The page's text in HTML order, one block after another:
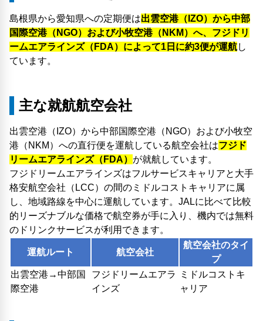
島根県から愛知県への定期便は出雲空港（IZO）から中部
国際空港（NGO）および小牧空港（NKM）へ、フジドリ
ームエアラインズ（FDA）によって1日に約3便が運航し
ています。
主な就航航空会社
出雲空港（IZO）から中部国際空港（NGO）および小牧空
港（NKM）への直行便を運航している航空会社はフジド
リームエアラインズ（FDA） が就航しています。
フジドリームエアラインズはフルサービスキャリアと大手
格安航空会社（LCC）の間のミドルコストキャリアに属
し、地域路線を中心に運航しています。JALに比べて比較
的リーズナブルな価格で航空券が手に入り、機内では無料
のドリンクサービスが利用できます。
運航ルート 航空会社
航空会社のタイ
プ
出雲空港→中部国
際空港
フジドリームエアラ
インズ
ミドルコストキ
ャリア